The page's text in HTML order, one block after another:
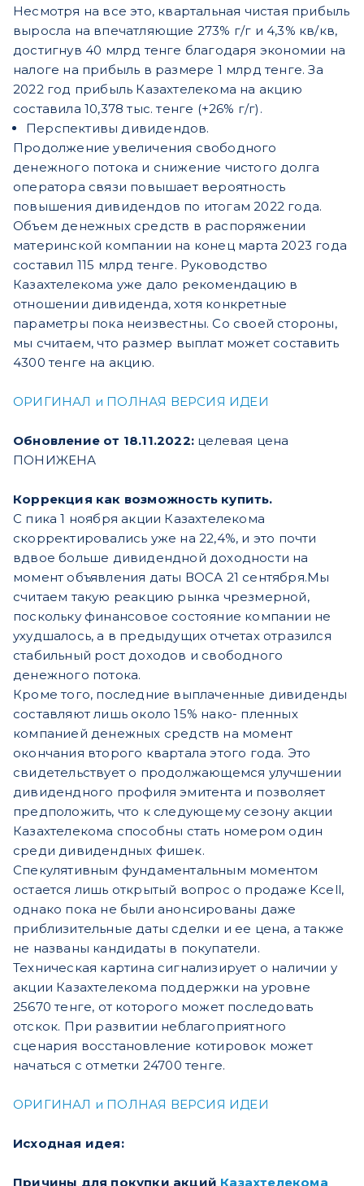
Несмотря на все это, квартальная чистая прибыль
выросла на впечатляющие 273% г/г и 4,3% кв/кв,
достигнув 40 млрд тенге благодаря экономии на
налоге на прибыль в размере 1 млрд тенге. За
2022 год прибыль Казахтелекома на акцию
составила 10,378 тыс. тенге (+26% г/г).
Перспективы дивидендов.
Продолжение увеличения свободного
денежного потока и снижение чистого долга
оператора связи повышает вероятность
повышения дивидендов по итогам 2022 года.
Объем денежных средств в распоряжении
материнской компании на конец марта 2023 года
составил 115 млрд тенге. Руководство
Казахтелекома уже дало рекомендацию в
отношении дивиденда, хотя конкретные
параметры пока неизвестны. Со своей стороны,
мы считаем, что размер выплат может составить
4300 тенге на акцию.
ОРИГИНАЛ и ПОЛНАЯ ВЕРСИЯ ИДЕИ
Обновление от 18.11.2022: целевая цена
ПОНИЖЕНА
Коррекция как возможность купить.
С пика 1 ноября акции Казахтелекома
скорректировались уже на 22,4%, и это почти
вдвое больше дивидендной доходности на
момент объявления даты ВОСА 21 сентября.Мы
считаем такую реакцию рынка чрезмерной,
поскольку финансовое состояние компании не
ухудшалось, а в предыдущих отчетах отразился
стабильный рост доходов и свободного
денежного потока.
Кроме того, последние выплаченные дивиденды
составляют лишь около 15% нако- пленных
компанией денежных средств на момент
окончания второго квартала этого года. Это
свидетельствует о продолжающемся улучшении
дивидендного профиля эмитента и позволяет
предположить, что к следующему сезону акции
Казахтелекома способны стать номером один
среди дивидендных фишек.
Спекулятивным фундаментальным моментом
остается лишь открытый вопрос о продаже Kcell,
однако пока не были анонсированы даже
приблизительные даты сделки и ее цена, а также
не названы кандидаты в покупатели.
Техническая картина сигнализирует о наличии у
акции Казахтелекома поддержки на уровне
25670 тенге, от которого может последовать
отскок. При развитии неблагоприятного
сценария восстановление котировок может
начаться с отметки 24700 тенге.
ОРИГИНАЛ и ПОЛНАЯ ВЕРСИЯ ИДЕИ
Исходная идея:
Причины для покупки акций Казахтелекома